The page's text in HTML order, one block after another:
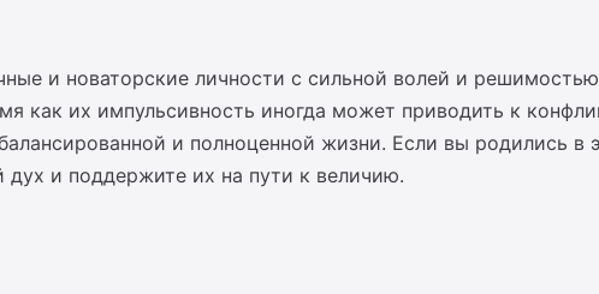
и новаторские личности с сильной волей и
как их импульсивность иногда может приводить к
и полноценной жизни. Если вы родились в
и поддержите их на пути к величию.